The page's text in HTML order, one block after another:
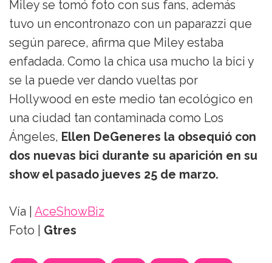
Miley se tomó foto con sus fans, además
tuvo un encontronazo con un paparazzi que
según parece, afirma que Miley estaba
enfadada. Como la chica usa mucho la bici y
se la puede ver dando vueltas por
Hollywood en este medio tan ecológico en
una ciudad tan contaminada como Los
Ángeles, Ellen DeGeneres la obsequió con
dos nuevas bici durante su aparición en su
show el pasado jueves 25 de marzo.
Vía | AceShowBiz
Foto | Gtres